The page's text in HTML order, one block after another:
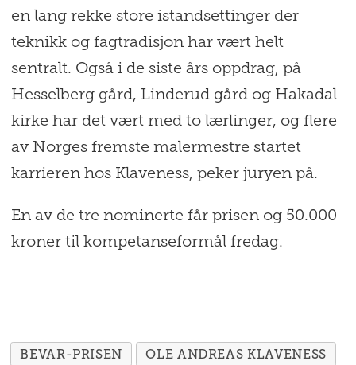
en lang rekke store istandsettinger der
teknikk og fagtradisjon har vært helt
sentralt. Også i de siste års oppdrag, på
Hesselberg gård, Linderud gård og Hakadal
kirke har det vært med to lærlinger, og flere
av Norges fremste malermestre startet
karrieren hos Klaveness, peker juryen på.
En av de tre nominerte får prisen og 50.000
kroner til kompetanseformål fredag.
BEVAR-PRISEN
OLE ANDREAS KLAVENESS